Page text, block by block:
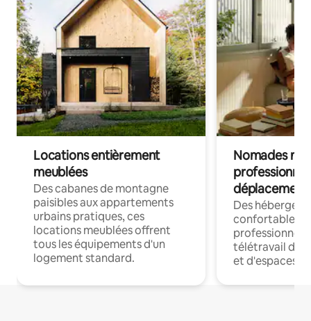
Locations entièrement
meublées
Des cabanes de montagne
paisibles aux appartements
urbains pratiques, ces
locations meublées offrent
tous les équipements d'un
logement standard.
Nomades
déplacement
Des
confortables
professionnels
télétravail
et d'espaces